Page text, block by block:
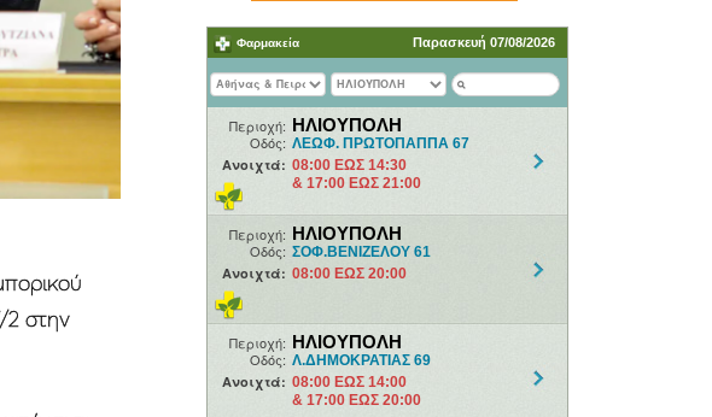
2 στην